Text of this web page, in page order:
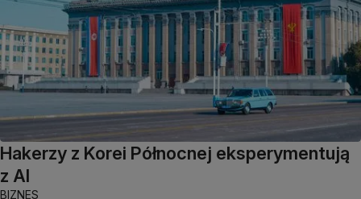
Hakerzy z Korei Północnej eksperymentują
z AI
BIZNES